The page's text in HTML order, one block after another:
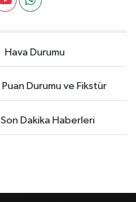
Hava Durumu
Puan Durumu ve Fikstür
Son Dakika Haberleri